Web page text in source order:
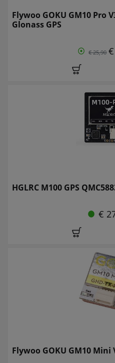
Flywoo GOKU GM10 Pro
Glonass GPS
€ 25,90
HGLRC M100 GPS
€
Flywoo GOKU GM10 Mini